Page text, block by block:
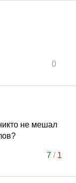
0
не мешал
7/ 1